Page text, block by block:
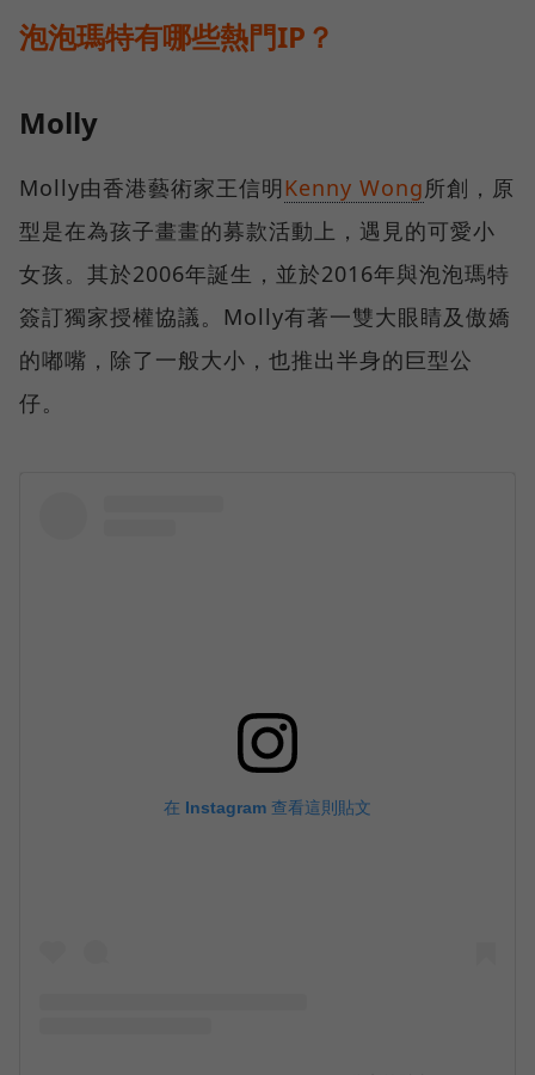
泡泡瑪特有哪些熱門IP？
Molly
Molly由香港藝術家王信明Kenny Wong所創，原
型是在為孩子畫畫的募款活動上，遇見的可愛小
女孩。其於2006年誕生，並於2016年與泡泡瑪特
簽訂獨家授權協議。Molly有著一雙大眼睛及傲嬌
的嘟嘴，除了一般大小，也推出半身的巨型公
仔。